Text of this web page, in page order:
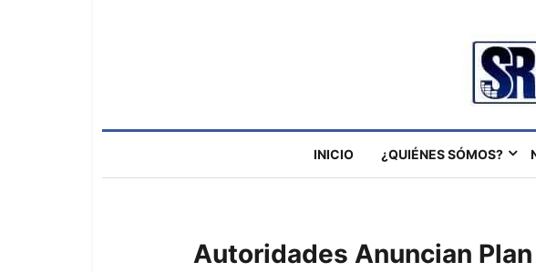
INICIO ¿QUIÉNES SÓMOS?
Autoridades Anuncian